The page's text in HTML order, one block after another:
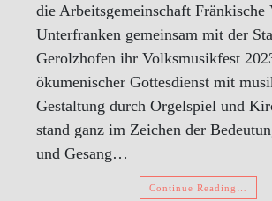
die Arbeitsgemeinschaft Fränkische
Unterfranken gemeinsam mit der
Gerolzhofen ihr Volksmusikfest
ökumenischer Gottesdienst mit
Gestaltung durch Orgelspiel und
stand ganz im Zeichen der
und Gesang…
Continue Reading…